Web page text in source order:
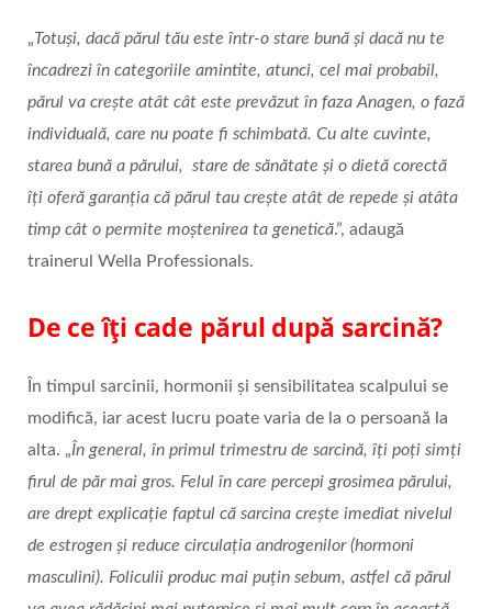
„Totuși, dacă părul tău este într-o stare bună și dacă nu te
încadrezi în categoriile amintite, atunci, cel mai probabil,
părul va crește atât cât este prevăzut în faza Anagen, o fază
individuală, care nu poate fi schimbată. Cu alte cuvinte,
starea bună a părului, stare de sănătate și o dietă corectă
îți oferă garanția că părul tau crește atât de repede și atâta
timp cât o permite moștenirea ta genetică.”, adaugă
trainerul Wella Professionals.
De ce îți cade părul după sarcină?
În timpul sarcinii, hormonii și sensibilitatea scalpului se
modifică, iar acest lucru poate varia de la o persoană la
alta. „În general, în primul trimestru de sarcină, îți poți simți
firul de păr mai gros. Felul în care percepi grosimea părului,
are drept explicație faptul că sarcina crește imediat nivelul
de estrogen și reduce circulația androgenilor (hormoni
masculini). Foliculii produc mai puțin sebum, astfel că părul